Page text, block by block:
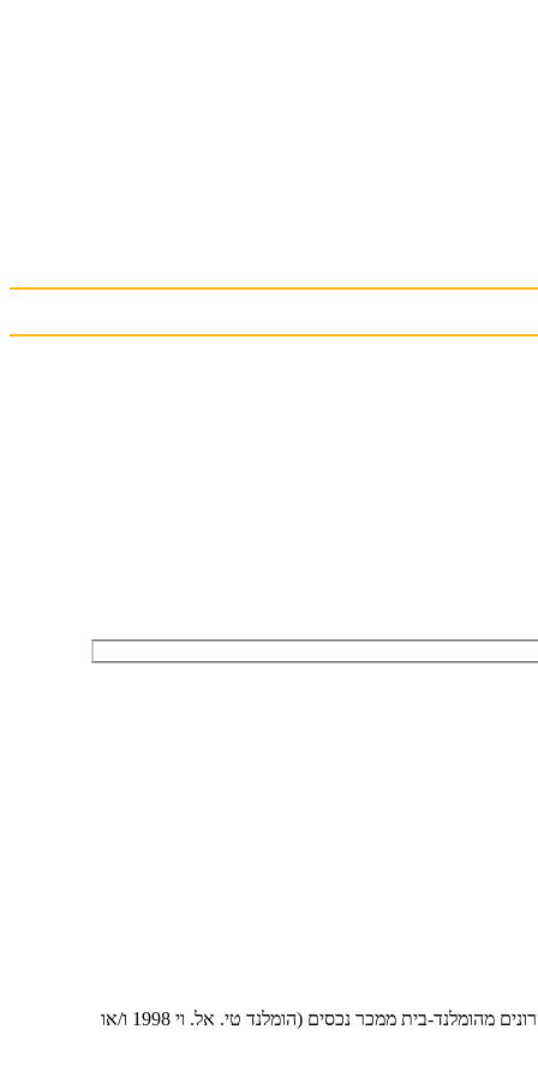
אני מאשר/ת לחזור אליי גם בפנייה טלפונית בהתאם להוראות סעיף 16ג לחוק הגנת הצרכן, תשמ"א 1981 ו/או מאשר קבלת דיוור ומידע פרסומי בדוא"ל ו/או מסרונים מהומלנד-בית ממכר נכסים (הומלנד טי. אל. וי 1998 ו/או